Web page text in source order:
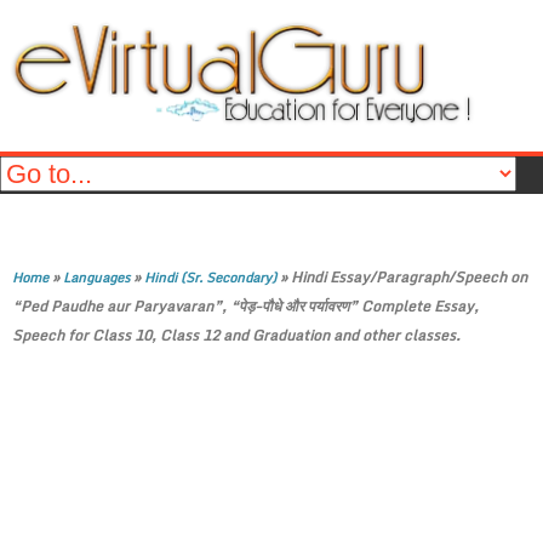
Home»Languages»Hindi (Sr. Secondary)»Hindi Essay/Paragraph/Speech on
“Ped Paudhe aur Paryavaran”, “पेड़-पौधे और पर्यावरण” Complete Essay,
Speech for Class 10, Class 12 and Graduation and other classes.